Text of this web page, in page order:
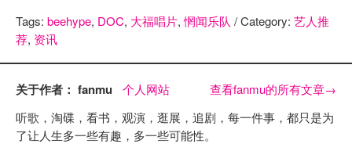
Tags: beehype, DOC, 大福唱片,惘闻乐队 / Category: 艺人推
荐, 资讯
关于作者： fanmu 个人网站 查看fanmu的所有文章→
听歌，淘碟，看书，观演，逛展，追剧，每一件事，都只是为
了让人生多一些有趣，多一些可能性。